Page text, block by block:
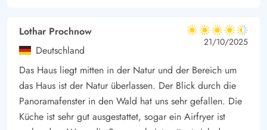
Lothar Prochnow
Deutschland
4.5 von 5
4.5 von 5
4.5 out of 5
21/10/2025
Das Haus liegt mitten in der Natur und der Bereich um
das Haus ist der Natur überlassen. Der Blick durch die
Panoramafenster in den Wald hat uns sehr gefallen. Die
Küche ist sehr gut ausgestattet, sogar ein Airfryer ist